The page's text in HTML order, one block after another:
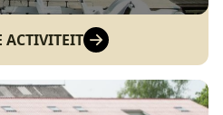
ACTIVITEIT